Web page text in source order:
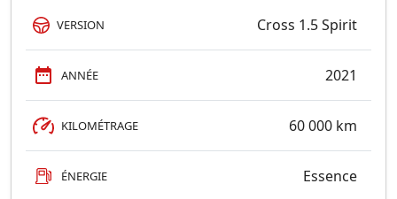
VERSION Cross 1.5 Spirit
ANNÉE 2021
KILOMÉTRAGE 60 000 km
ÉNERGIE Essence